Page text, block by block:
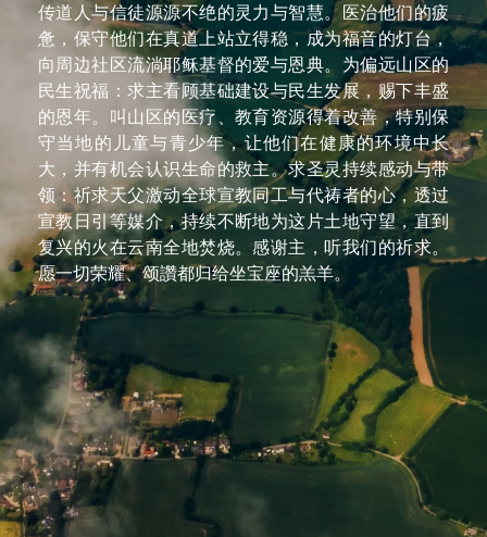
高绍恩 Taiwan | 27 MAY 2026
亲爱的天父，谢谢祢让孩子透过宣教日引能认识中国
云南省每一个族群都渴望着生活裡充满丰盛、平安与
爱，相信透过每一位神儿女的代祷，祢已垂听孩子们
的呼求、感谢与讚美，愿祢的旨意行在云南省每一个
族群，柔软他们的心，开启他们的心眼，看见祢就是
他们所要找寻的爱与盼望，能够经历祢的救恩，求主
怜悯这块土地，复兴云南省，也让宣教士能在云南广
传福音，保守宣教士们的身心灵，靠着得胜，而且得
胜有馀！创造天地万物的主啊！谢谢祢的爱降临在云
南省每一个人心裡，触摸他们的心，看见祢才是那独
一真神！奉主耶稣基督的名求，阿们。